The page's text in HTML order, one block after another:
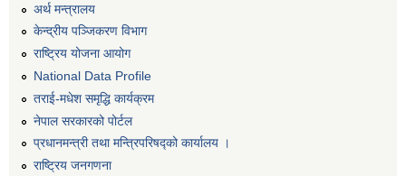
अर्थ मन्त्रालय
केन्द्रीय पञ्जिकरण विभाग
राष्ट्रिय योजना आयोग
National Data Profile
तराई-मधेश समृद्धि कार्यक्रम
नेपाल सरकारको पोर्टल
प्रधानमन्त्री तथा मन्त्रिपरिषद्को कार्यालय ।
राष्ट्रिय जनगणना